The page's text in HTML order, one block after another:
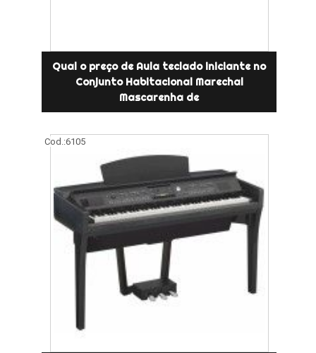
Qual o preço de Aula teclado iniciante no
Conjunto Habitacional Marechal
Mascarenha de
Cod.:6105